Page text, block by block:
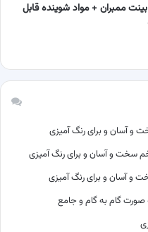
ممبران + مواد شوینده قابل
صورت گام به گام و جامع